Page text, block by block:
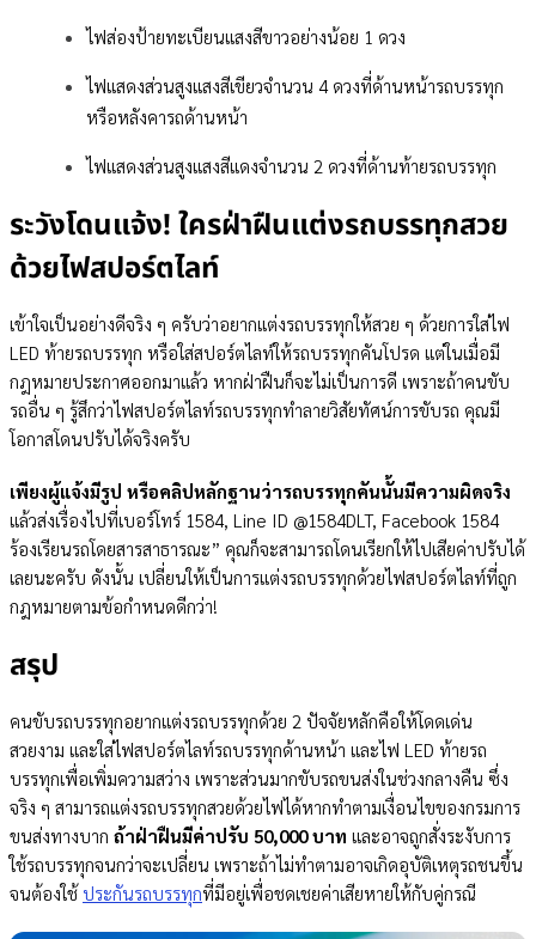
ไฟส่องป้ายทะเบียนแสงสีขาวอย่างน้อย 1 ดวง
ไฟแสดงส่วนสูงแสงสีเขียวจำนวน 4 ดวงที่ด้านหน้ารถบรรทุก
หรือหลังคารถด้านหน้า
ไฟแสดงส่วนสูงแสงสีแดงจำนวน 2 ดวงที่ด้านท้ายรถบรรทุก
ระวังโดนแจ้ง! ใครฝ่าฝืนแต่งรถบรรทุกสวย
ด้วยไฟสปอร์ตไลท์
เข้าใจเป็นอย่างดีจริง ๆ ครับว่าอยากแต่งรถบรรทุกให้สวย ๆ ด้วยการใส่ไฟ
LED ท้ายรถบรรทุก หรือใส่สปอร์ตไลท์ให้รถบรรทุกคันโปรด แต่ในเมื่อมี
กฎหมายประกาศออกมาแล้ว หากฝ่าฝืนก็จะไม่เป็นการดี เพราะถ้าคนขับ
รถอื่น ๆ รู้สึกว่าไฟสปอร์ตไลท์รถบรรทุกทำลายวิสัยทัศน์การขับรถ คุณมี
โอกาสโดนปรับได้จริงครับ
เพียงผู้แจ้งมีรูป หรือคลิปหลักฐานว่ารถบรรทุกคันนั้นมีความผิดจริง
แล้วส่งเรื่องไปที่เบอร์โทร์ 1584, Line ID @1584DLT, Facebook 1584
ร้องเรียนรถโดยสารสาธารณะ” คุณก็จะสามารถโดนเรียกให้ไปเสียค่าปรับได้
เลยนะครับ ดังนั้น เปลี่ยนให้เป็นการแต่งรถบรรทุกด้วยไฟสปอร์ตไลท์ที่ถูก
กฎหมายตามข้อกำหนดดีกว่า!
สรุป
คนขับรถบรรทุกอยากแต่งรถบรรทุกด้วย 2 ปัจจัยหลักคือให้โดดเด่น
สวยงาม และใส่ไฟสปอร์ตไลท์รถบรรทุกด้านหน้า และไฟ LED ท้ายรถ
บรรทุกเพื่อเพิ่มความสว่าง เพราะส่วนมากขับรถขนส่งในช่วงกลางคืน ซึ่ง
จริง ๆ สามารถแต่งรถบรรทุกสวยด้วยไฟได้หากทำตามเงื่อนไขของกรมการ
ขนส่งทางบาก ถ้าฝ่าฝืนมีค่าปรับ 50,000 บาท และอาจถูกสั่งระงับการ
ใช้รถบรรทุกจนกว่าจะเปลี่ยน เพราะถ้าไม่ทำตามอาจเกิดอุบัติเหตุรถชนขึ้น
จนต้องใช้ ประกันรถบรรทุกที่มีอยู่เพื่อชดเชยค่าเสียหายให้กับคู่กรณี